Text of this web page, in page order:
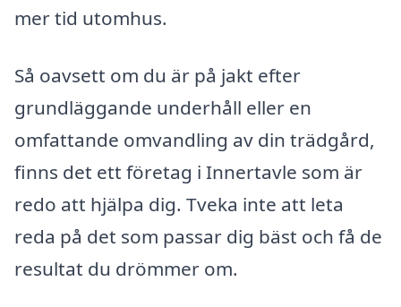
mer tid utomhus.
Så oavsett om du är på jakt efter
grundläggande underhåll eller en
omfattande omvandling av din trädgård,
finns det ett företag i Innertavle som är
redo att hjälpa dig. Tveka inte att leta
reda på det som passar dig bäst och få de
resultat du drömmer om.